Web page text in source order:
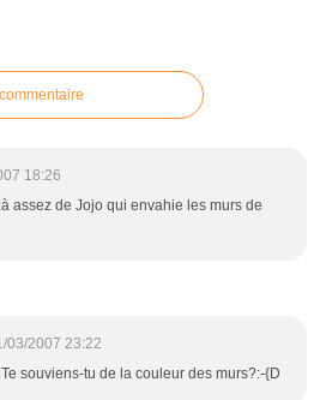
18:26
assez de Jojo qui envahie les murs de
03/2007 23:22
souviens-tu de la couleur des murs?:-{D